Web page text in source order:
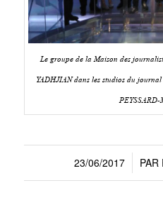
Le groupe de la Maison des
YADHJIAN dans les studios du
23/06/2017
/ PAR